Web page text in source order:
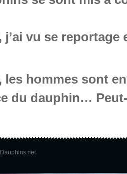
vu se reportage
les hommes sont
du dauphin…